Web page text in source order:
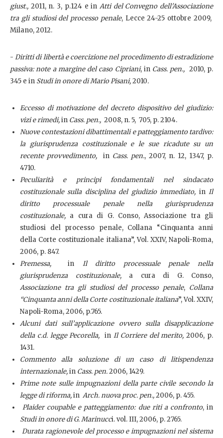
giust., 2011, n. 3, p.124 e in Atti del Convegno dell'Associazione
tra gli studiosi del processo penale, Lecce 24-25 ottobre 2009,
Milano, 2012.
-Diritti di libertà e coercizione nel procedimento di estradizione
passiva: note a margine del caso Cipriani, in Cass. pen., 2010, p.
345 e in Studi in onore di Mario Pisani,2010.
Eccesso di motivazione del decreto dispositivo del giudizio:
vizi e rimedi,in Cass. pen., 2008, n. 5, 705, p. 2104.
Nuove contestazioni dibattimentali e patteggiamento tardivo:
la giurisprudenza costituzionale e le sue ricadute su un
recente provvedimento,
in Cass. pen., 2007, n. 12, 1347, p.
4710.
Peculiarità e principi fondamentali nel sindacato
costituzionale sulla disciplina del giudizio immediato, inIl
diritto processuale penale nella giurisprudenza
costituzionale, a cura di G. Conso, Associazione tra gli
studiosi del processo penale, Collana “Cinquanta anni
della Corte costituzionale italiana”, Vol. XXIV, Napoli-Roma,
2006, p. 847.
Premessa, in Il diritto processuale penale nella
giurisprudenza costituzionale, a cura di G. Conso,
Associazione tra gli studiosi del processo penale, Collana
“Cinquanta anni della Corte costituzionale italiana”, Vol. XXIV,
Napoli-Roma, 2006, p.765.
Alcuni dati sull’applicazione ovvero sulla disapplicazione
della c.d. legge Pecorella, in Il Corriere del merito,2006, p.
1431.
Commento alla soluzione di un caso di litispendenza
internazionale,in Cass. pen.2006, 1429.
Prime note sulle impugnazioni della parte civile secondo la
legge di riforma,in Arch. nuova proc. pen.,2006, p. 455.
Plaider coupable e patteggiamento: due riti a confronto, in
Studi in onore di G. Marinucci. vol. III, 2006, p. 2765.
Durata ragionevole del processo e impugnazioni nel sistema